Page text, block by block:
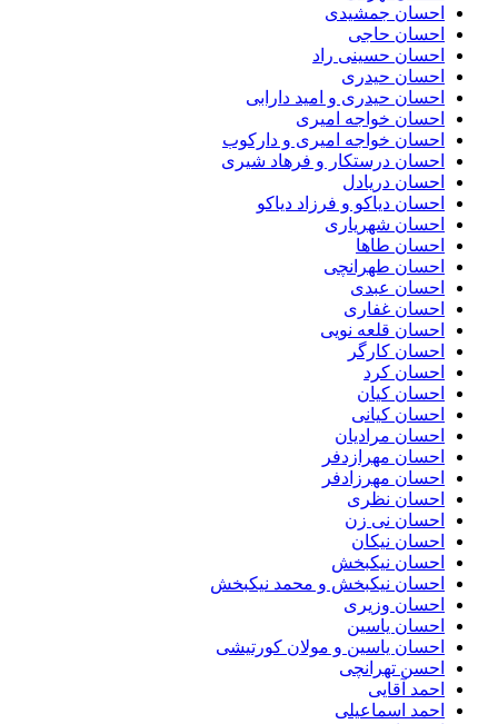
احسان جمشیدی
احسان حاجی
احسان حسینی راد
احسان حیدری
احسان حیدری و امید دارابی
احسان خواجه امیری
احسان خواجه امیری و دارکوب
احسان درستكار و فرهاد شيرى
احسان دریادل
احسان دیاکو و فرزاد دیاکو
احسان شهریاری
احسان طاها
احسان طهرانچی
احسان عبدی
احسان غفاری
احسان قلعه نویی
احسان کارگر
احسان کرد
احسان کیان
احسان کیانی
احسان مرادیان
احسان مهرازدفر
احسان مهرزادفر
احسان نظری
احسان نی زن
احسان نیکان
احسان نیکبخش
احسان نیکبخش و محمد نیکبخش
احسان وزیری
احسان یاسین
احسان یاسین و مولان کورتیشی
احسن تهرانچی
احمد آقایی
احمد اسماعیلی